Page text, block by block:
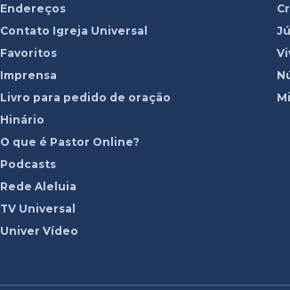
Endereços
Contato Igreja Universal
Favoritos
Imprensa
Livro para pedido de oração
Hinário
O que é Pastor Online?
Podcasts
Rede Aleluia
TV Universal
Univer Vídeo